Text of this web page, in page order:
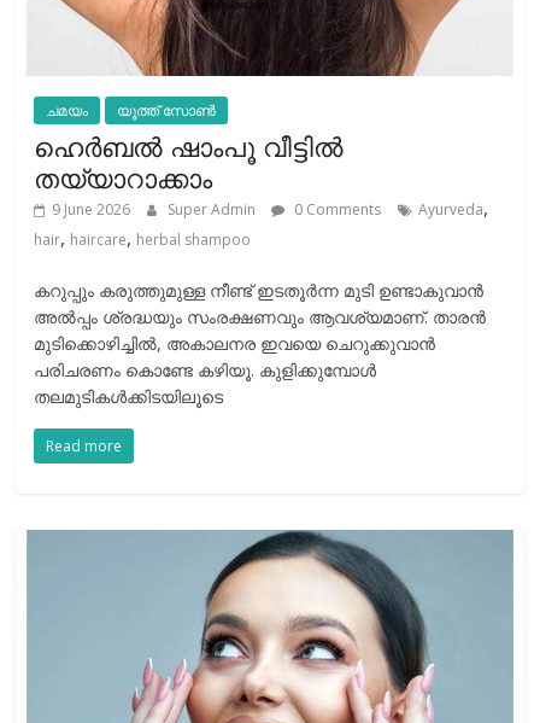
ചമയം യൂത്ത് സോൺ
ഹെര്‍ബല്‍ ഷാംപൂ വീട്ടില്‍
തയ്യാറാക്കാം
9 June 2026 Super Admin 0 Comments Ayurveda,
hair, haircare, herbal shampoo
കറുപ്പും കരുത്തുമുള്ള നീണ്ട് ഇടതൂര്‍ന്ന മുടി ഉണ്ടാകുവാന്‍
അല്‍പ്പം ശ്രദ്ധയും സംരക്ഷണവും ആവശ്യമാണ്. താരന്‍
മുടിക്കൊഴിച്ചില്‍, അകാലനര ഇവയെ ചെറുക്കുവാന്‍
പരിചരണം കൊണ്ടേ കഴിയൂ. കുളിക്കുമ്പോള്‍
തലമുടികള്‍ക്കിടയിലൂടെ
Read more